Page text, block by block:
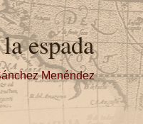
espada
Menéndez